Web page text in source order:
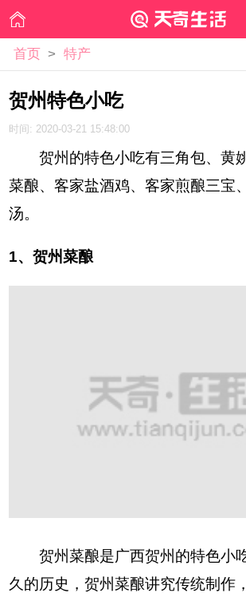
首页 > 特产
贺州特色小吃
时间: 2020-03-21 15:48:00
贺州的特色小吃有三角包、黄
菜酿、客家盐酒鸡、客家煎酿三宝
汤。
1、贺州菜酿
贺州菜酿是广西贺州的特色小
久的历史，贺州菜酿讲究传统制作